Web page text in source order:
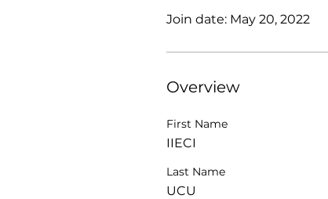
Join date: May 20, 2022
Overview
First Name
IIECI
Last Name
UCU